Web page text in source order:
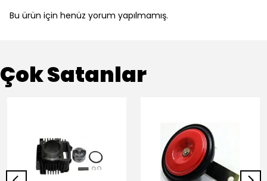
Bu ürün için henüz yorum yapılmamış.
Çok Satanlar